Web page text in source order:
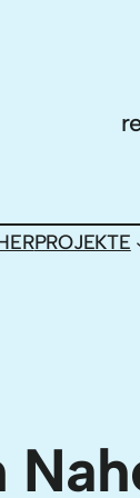
PROJEKTE